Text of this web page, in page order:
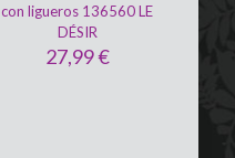
con ligueros 136560 LE
DÉSIR
27,99€